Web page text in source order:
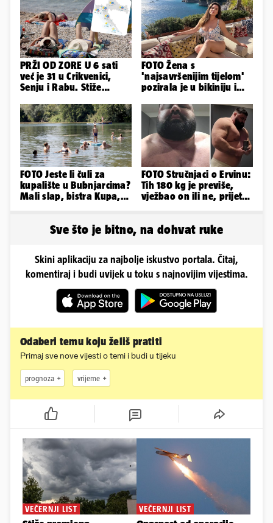
PRŽI OD ZORE U 6 sati
već je 31 u Crikvenici,
Senju i Rabu. Stiže
jaka bura
FOTO Žena s
'najsavršenijim tijelom'
pozirala je u bikiniju i
obline...
FOTO Jeste li čuli za
kupalište u Bubnjarcima?
Mali slap, bistra Kupa,
FOTO Stručnjaci o Ervinu:
Tih 180 kg je previše,
vježbao on ili ne, prijete
Sve što je bitno, na dohvat ruke
Skini aplikaciju za najbolje iskustvo portala. Čitaj,
komentiraj i budi uvijek u toku s najnovijim vijestima.
Odaberi temu koju želiš pratiti
Primaj sve nove vijesti o temi i budi u tijeku
prognoza vrijeme